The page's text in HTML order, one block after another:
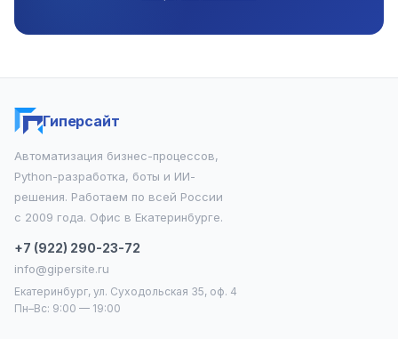
Гиперсайт
Автоматизация бизнес-процессов,
Python-разработка, боты и ИИ-
решения. Работаем по всей России
с 2009 года. Офис в Екатеринбурге.
+7 (922) 290-23-72
info@gipersite.ru
Екатеринбург, ул. Суходольская 35, оф. 4
Пн–Вс: 9:00 — 19:00